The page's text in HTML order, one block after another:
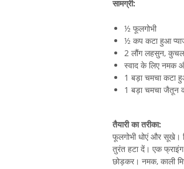
सामग्री:
½ फूलगोभी
½ कप कटा हुआ
2 लौंग लहसुन, कुचल
स्वाद के लिए नमक
1 बड़ा चमचा कटा
1 बड़ा चमचा जैतून
तैयारी का तरीका:
फूलगोभी धोएं और सूखे।
तुरंत हटा दें। एक
छोड़कर। नमक, काली